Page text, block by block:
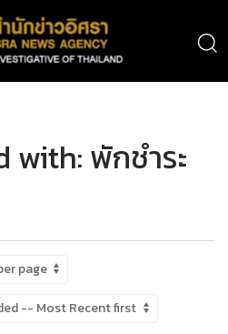
with: พักชำระ